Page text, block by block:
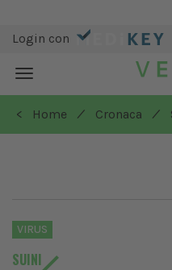
Login con
Toggle
navigation
< Home
/ Cronaca /
VIRUS
SUINI